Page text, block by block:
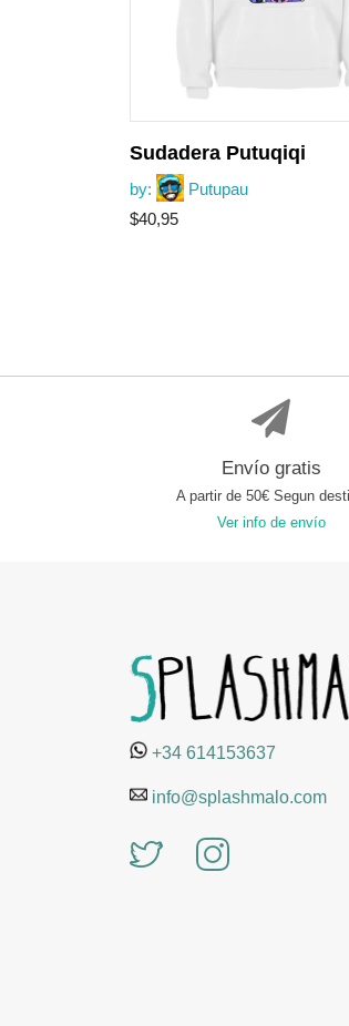
Sudadera Putuqiqi
by:
Putupau
$40,95
Envío gratis
A partir de 50€ Segun
Ver info de envío
+34 614153637
info@splashmalo.com